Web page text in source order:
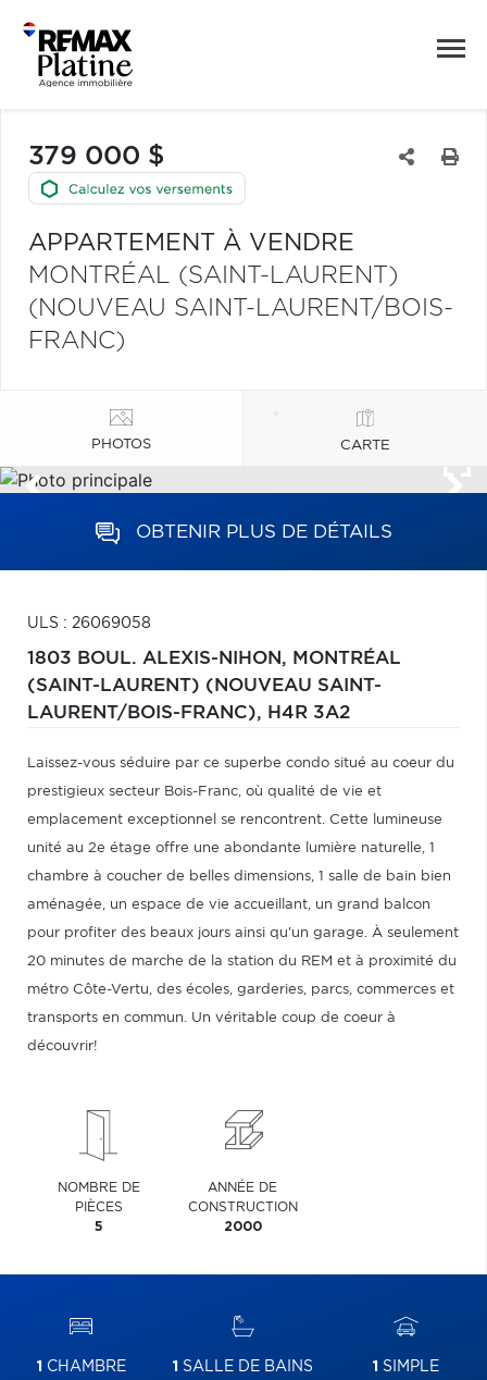
379 000 $
APPARTEMENT À VENDRE
MONTRÉAL (SAINT-LAURENT)
(NOUVEAU SAINT-LAURENT/BOIS-
FRANC)
PHOTOS CARTE
OBTENIR PLUS DE DÉTAILS
ULS : 26069058
1803 BOUL. ALEXIS-NIHON, MONTRÉAL
(SAINT-LAURENT) (NOUVEAU SAINT-
LAURENT/BOIS-FRANC), H4R 3A2
Laissez-vous séduire par ce superbe condo situé au coeur du
prestigieux secteur Bois-Franc, où qualité de vie et
emplacement exceptionnel se rencontrent. Cette lumineuse
unité au 2e étage offre une abondante lumière naturelle, 1
chambre à coucher de belles dimensions, 1 salle de bain bien
aménagée, un espace de vie accueillant, un grand balcon
pour profiter des beaux jours ainsi qu'un garage. À seulement
20 minutes de marche de la station du REM et à proximité du
métro Côte-Vertu, des écoles, garderies, parcs, commerces et
transports en commun. Un véritable coup de coeur à
découvrir!
NOMBRE DE
PIÈCES
5
ANNÉE DE
CONSTRUCTION
2000
1 CHAMBRE 1 SALLE DE BAINS 1 SIMPLE